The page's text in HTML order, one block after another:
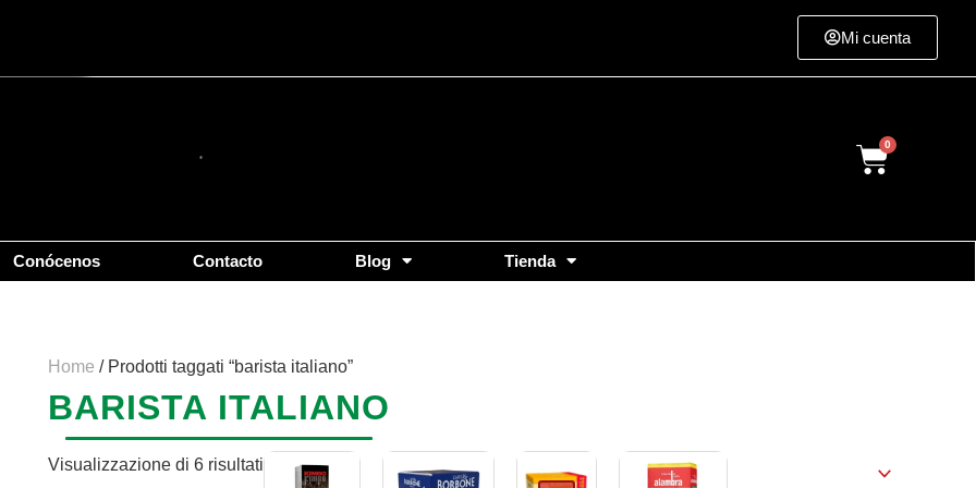
Mi cuenta
Cart
Conócenos Contacto Blog Tienda
Home / Prodotti taggati “barista italiano”
BARISTA ITALIANO
Visualizzazione di 6 risultati